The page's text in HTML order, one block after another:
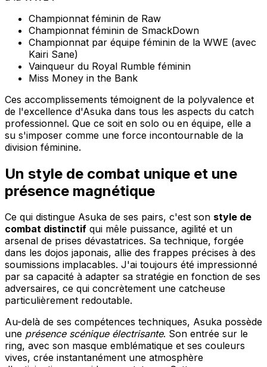
Championnat féminin de Raw
Championnat féminin de SmackDown
Championnat par équipe féminin de la WWE (avec
Kairi Sane)
Vainqueur du Royal Rumble féminin
Miss Money in the Bank
Ces accomplissements témoignent de la polyvalence et
de l'excellence d'Asuka dans tous les aspects du catch
professionnel. Que ce soit en solo ou en équipe, elle a
su s'imposer comme une force incontournable de la
division féminine.
Un style de combat unique et une
présence magnétique
Ce qui distingue Asuka de ses pairs, c'est son style de
combat distinctif qui mêle puissance, agilité et un
arsenal de prises dévastatrices. Sa technique, forgée
dans les dojos japonais, allie des frappes précises à des
soumissions implacables. J'ai toujours été impressionné
par sa capacité à adapter sa stratégie en fonction de ses
adversaires, ce qui concrètement une catcheuse
particulièrement redoutable.
Au-delà de ses compétences techniques, Asuka possède
une présence scénique électrisante. Son entrée sur le
ring, avec son masque emblématique et ses couleurs
vives, crée instantanément une atmosphère